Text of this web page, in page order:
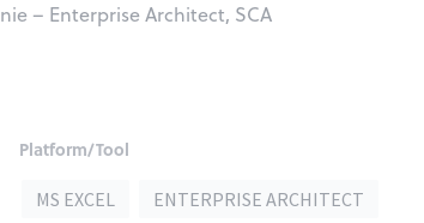
– Enterprise Architect, SCA
Platform/Tool
MS EXCEL
ENTERPRISE ARCHITECT